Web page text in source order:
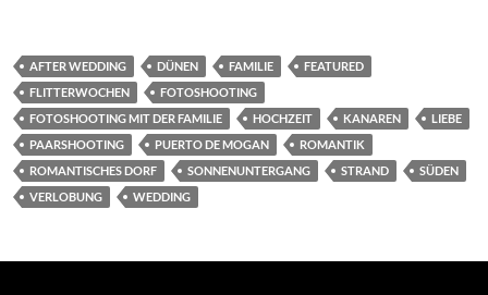
AFTER WEDDING DÜNEN FAMILIE
FEATURED
FLITTERWOCHEN
FOTOSHOOTING
FOTOSHOOTING MIT DER FAMILIE
HOCHZEIT KANAREN
LIEBE
PAARSHOOTING
PUERTO DE MOGAN
ROMANTIK
ROMANTISCHES DORF
SONNENUNTERGANG STRAND
SÜDEN
VERLOBUNG
WEDDING